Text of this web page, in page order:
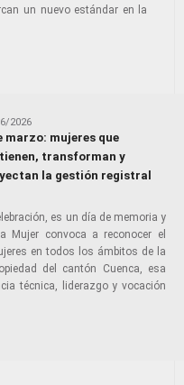
un nuevo estándar en la
2026
marzo: mujeres que
transforman y
la gestión registral
es un día de memoria y
Mujer convoca a reconocer el
en todos los ámbitos de la
del cantón Cuenca, esa
técnica, liderazgo y vocación